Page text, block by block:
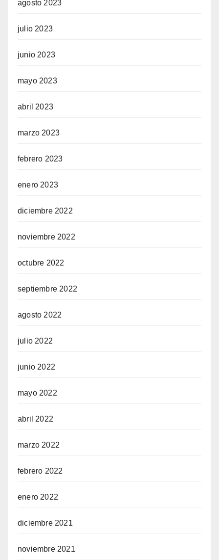
agosto 2023
julio 2023
junio 2023
mayo 2023
abril 2023
marzo 2023
febrero 2023
enero 2023
diciembre 2022
noviembre 2022
octubre 2022
septiembre 2022
agosto 2022
julio 2022
junio 2022
mayo 2022
abril 2022
marzo 2022
febrero 2022
enero 2022
diciembre 2021
noviembre 2021